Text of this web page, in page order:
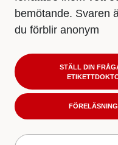
bemötande. Svaren
du förblir anonym
STÄLL DIN